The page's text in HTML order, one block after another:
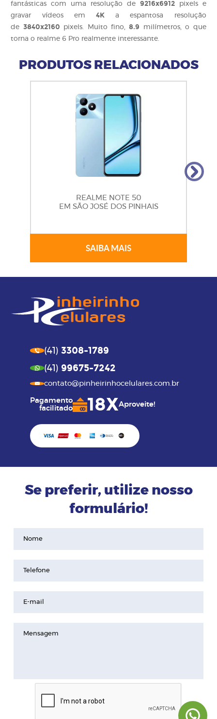
fantásticas com uma resolução de 9216x6912pixels e
gravar vídeos em 4K a espantosa resolução
de 3840x2160 pixels. Muito fino,8.9
milímetros, o que
torna o realme 6 Pro realmente interessante.
PRODUTOS RELACIONADOS
REALME NOTE 50
EM SÃO JOSÉ DOS PINHAIS
SAIBA MAIS
(41) 3308-1789
(41) 99675-7242
contato@pinheirinhocelulares.com.br
Pagamento
facilitado
18XAproveite!
Se preferir, utilize nosso
formulário!
Nome
Telefone
E-mail
Mensagem